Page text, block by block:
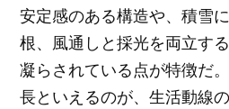
安定感のある構造や、積雪
根、風通しと採光を両立す
凝らされている点が特徴だ
長といえるのが、生活動線